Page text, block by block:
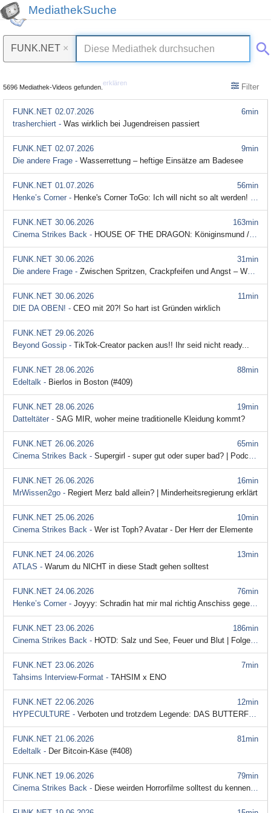
MediathekSuche
FUNK.NET ×
5696 Mediathek-Videos gefunden.
erklären Filter
6min
FUNK.NET 02.07.2026
trasherchiert - Was wirklich bei Jugendreisen passiert
9min
FUNK.NET 02.07.2026
Die andere Frage - Wasserrettung – heftige Einsätze am Badesee
56min
FUNK.NET 01.07.2026
Henke’s Corner - Henke's Corner ToGo: Ich will nicht so alt werden! | Henke's Corner #140
163min
FUNK.NET 30.06.2026
Cinema Strikes Back - HOUSE OF THE DRAGON: Königinsmund / Besprechung & Analyse / Staffel 3 Episode 2
31min
FUNK.NET 30.06.2026
Die andere Frage - Zwischen Spritzen, Crackpfeifen und Angst – Warum passiert hier nichts?
11min
FUNK.NET 30.06.2026
DIE DA OBEN! - CEO mit 20?! So hart ist Gründen wirklich
FUNK.NET 29.06.2026
Beyond Gossip - TikTok-Creator packen aus!! Ihr seid nicht ready...
88min
FUNK.NET 28.06.2026
Edeltalk - Bierlos in Boston (#409)
19min
FUNK.NET 28.06.2026
Datteltäter - SAG MIR, woher meine traditionelle Kleidung kommt?
65min
FUNK.NET 26.06.2026
Cinema Strikes Back - Supergirl - super gut oder super bad? | Podcast
16min
FUNK.NET 26.06.2026
MrWissen2go - Regiert Merz bald allein? | Minderheitsregierung erklärt
10min
FUNK.NET 25.06.2026
Cinema Strikes Back - Wer ist Toph? Avatar - Der Herr der Elemente
13min
FUNK.NET 24.06.2026
ATLAS - Warum du NICHT in diese Stadt gehen solltest
76min
FUNK.NET 24.06.2026
Henke’s Corner - Joyyy: Schradin hat mir mal richtig Anschiss gegeben! | Henke's Corner #139
186min
FUNK.NET 23.06.2026
Cinema Strikes Back - HOTD: Salz und See, Feuer und Blut | Folgenbesprechung | Staffel 3 Episode 1 HOUSE OF THE DRAGON
7min
FUNK.NET 23.06.2026
Tahsims Interview-Format - TAHSIM x ENO
12min
FUNK.NET 22.06.2026
HYPECULTURE - Verboten und trotzdem Legende: DAS BUTTERFLY MESSER II FOREVER EVER mit Jeff Milchgesicht & Sazou
81min
FUNK.NET 21.06.2026
Edeltalk - Der Bitcoin-Käse (#408)
79min
FUNK.NET 19.06.2026
Cinema Strikes Back - Diese weirden Horrorfilme solltest du kennen! | Podcast